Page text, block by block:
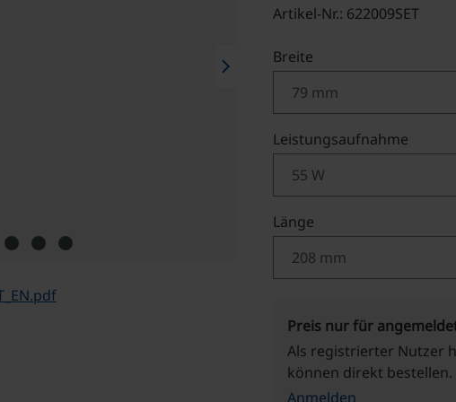
chevron_right
Artikel-Nr.: 622009SET
Breite
Leistungsaufnahme
Länge
Preis nur für
Als registrierter Nutzer
können direkt bestellen.
Anmelden